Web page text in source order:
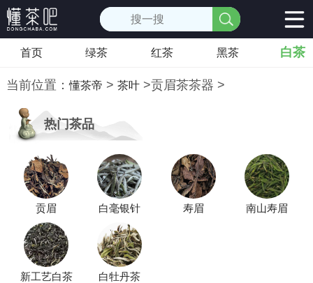
首页 绿茶 红茶 黑茶 白茶
当前位置：懂茶帝 > 茶叶>贡眉茶茶器 >
热门茶品
贡眉 白毫银针 寿眉 南山寿眉
新工艺白茶 白牡丹茶